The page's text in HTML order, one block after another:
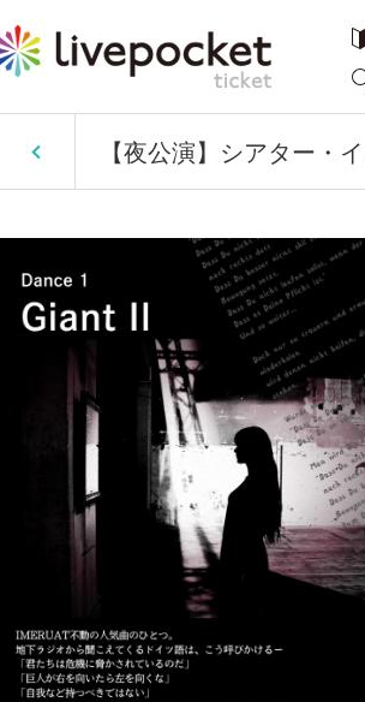
【夜公演】シアター・